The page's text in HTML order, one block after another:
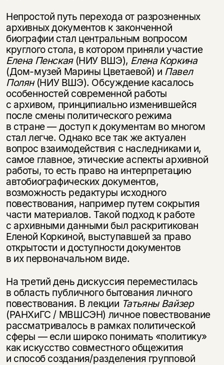
Непростой путь перехода от разрозненных
архивных документов к законченной
биографии стал центральным вопросом
круглого стола, в котором приняли участие
Елена Пенская(НИУ ВШЭ), Елена Коркина
(Дом-музей Марины Цветаевой) и Павел
Полян(НИУ ВШЭ). Обсуждение касалось
особенностей современной работы
с архивом, принципиально изменившейся
после смены политического режима
в стране — доступ к документам во многом
стал легче. Однако все так же актуален
вопрос взаимодействия с наследниками и,
самое главное, этические аспекты архивной
работы, то есть право на интерпретацию
автобиографических документов,
возможность редактуры исходного
повествования, например путем сокрытия
части материалов. Такой подход к работе
с архивными данными был раскритикован
Еленой Коркиной, выступавшей за право
открытости и доступности документов
в их первоначальном виде.
На третий день дискуссия переместилась
в область публичного бытования личного
повествования. В лекции Татьяны Вайзер
(РАНХиГС / МВШСЭН) личное повествование
рассматривалось в рамках политической
сферы — если широко понимать «политику»
как искусство совместного общежития
и способ создания/разделения групповой
Подписка на рассылку
Раз в неделю мы отправляем рассылку
о книгах и событиях «НЛО».
За подписку дарим промокод на
скидку 15%
Я соглашаюсь сПолитикой конфиденциальности
Этой книги временно
нет в продаже.
Вы можете подписаться на
уведомления, и при поступлении книги
на склад получить письмо на указанный
электронный адрес.
Я соглашаюсь сПолитикой конфиденциальности
подписаться
Эта книга
не предназначена для
несовершеннолетних
Скажите, пожалуйста,
вам уже исполнилось 18 лет?
нет, вернуться назад